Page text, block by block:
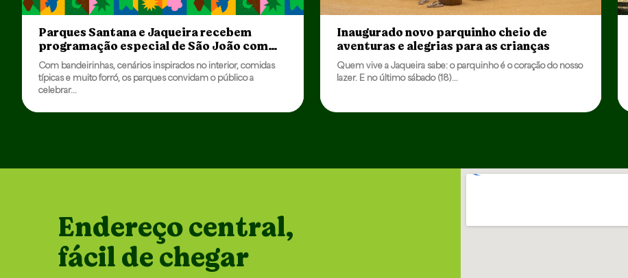
Parques Santana e Jaqueira recebem
programação especial de São João com
forró, quadrilhas e atividades para toda a
família
Com bandeirinhas, cenários inspirados no interior, comidas
típicas e muito forró, os parques convidam o público a
celebrar...
Inaugurado novo parquinho cheio de
aventuras e alegrias para as crianças
Quem vive a Jaqueira sabe: o parquinho é o coração do nosso
lazer. E no último sábado (18)...
Endereço central,
fácil de chegar